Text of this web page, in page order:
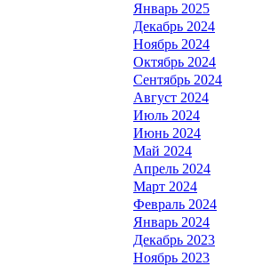
Январь 2025
Декабрь 2024
Ноябрь 2024
Октябрь 2024
Сентябрь 2024
Август 2024
Июль 2024
Июнь 2024
Май 2024
Апрель 2024
Март 2024
Февраль 2024
Январь 2024
Декабрь 2023
Ноябрь 2023